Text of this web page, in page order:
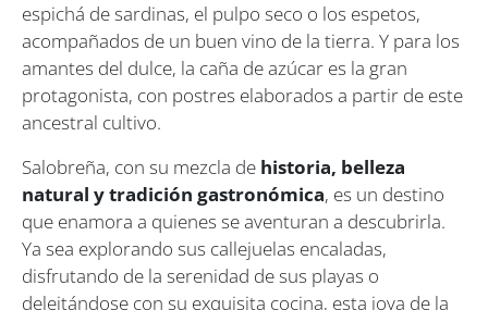
espichá de sardinas, el pulpo seco o los espetos,
acompañados de un buen vino de la tierra. Y para los
amantes del dulce, la caña de azúcar es la gran
protagonista, con postres elaborados a partir de este
ancestral cultivo.
Salobreña, con su mezcla de historia, belleza
natural y tradición gastronómica, es un destino
que enamora a quienes se aventuran a descubrirla.
Ya sea explorando sus callejuelas encaladas,
disfrutando de la serenidad de sus playas o
deleitándose con su exquisita cocina, esta joya de la